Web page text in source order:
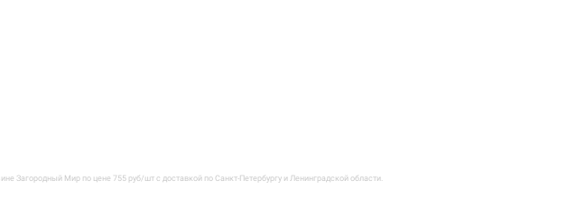
Загородный Мир по цене 755 руб/шт с доставкой по Санкт-Петербургу и Ленинградской области.